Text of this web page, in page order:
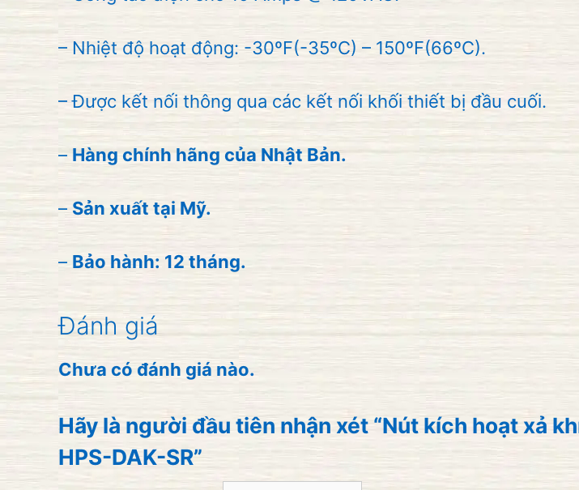
– Nhiệt độ hoạt động: -30ºF(-35ºC) – 150ºF(66ºC).
– Được kết nối thông qua các kết nối khối thiết bị đầu cuối.
– Hàng chính hãng của Nhật Bản.
– Sản xuất tại Mỹ.
– Bảo hành: 12 tháng.
Đánh giá
Chưa có đánh giá nào.
Hãy là người đầu tiên nhận xét “Nút kích hoạt xả
HPS-DAK-SR”